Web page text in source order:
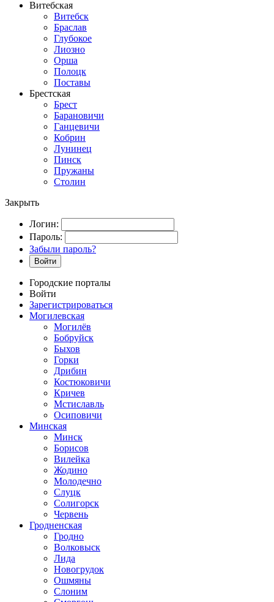
Витебская
Витебск
Браслав
Глубокое
Лиозно
Орша
Полоцк
Поставы
Брестская
Брест
Барановичи
Ганцевичи
Кобрин
Лунинец
Пинск
Пружаны
Столин
Закрыть
Логин:
Пароль:
Забыли пароль?
Войти
Городские порталы
Войти
Зарегистрироваться
Могилевская
Могилёв
Бобруйск
Быхов
Горки
Дрибин
Костюковичи
Кричев
Мстиславль
Осиповичи
Минская
Минск
Борисов
Вилейка
Жодино
Молодечно
Слуцк
Солигорск
Червень
Гродненская
Гродно
Волковыск
Лида
Новогрудок
Ошмяны
Слоним